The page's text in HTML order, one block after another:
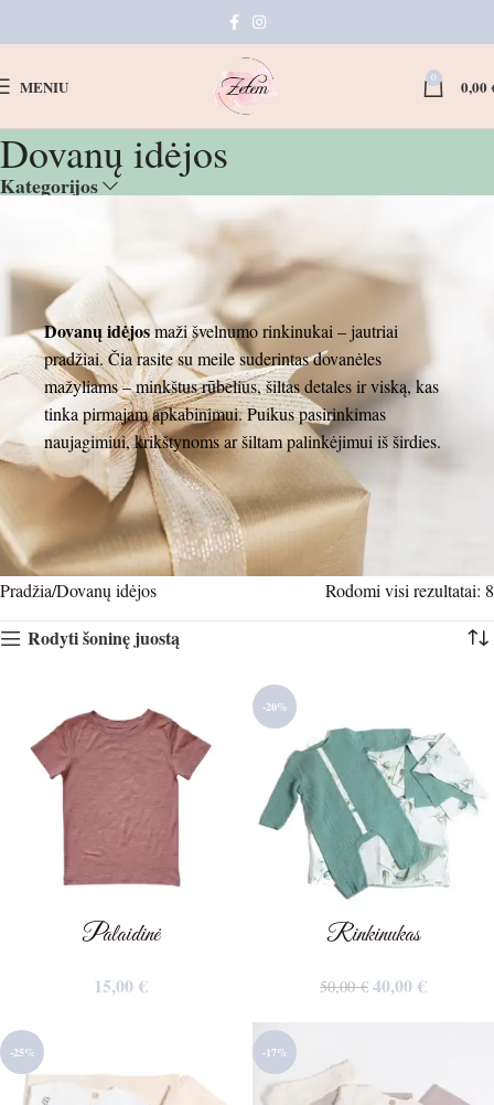
MENIU 0 0,00
Dovanų idėjos
Kategorijos
Dovanų idėjosmaži švelnumo rinkinukai – jautriai
pradžiai. Čia rasite su meile suderintas dovanėles
mažyliams – minkštus rūbelius, šiltas detales ir viską, kas
tinka pirmajam apkabinimui. Puikus pasirinkimas
naujagimiui, krikštynoms ar šiltam palinkėjimui iš širdies.
Pradžia Dovanų idėjos Rodomi visi rezultatai: 8
Rodyti šoninę juostą
Palaidinė
15,00 €
-20%
Rinkinukas
50,00€ 40,00 €
-25% -17%